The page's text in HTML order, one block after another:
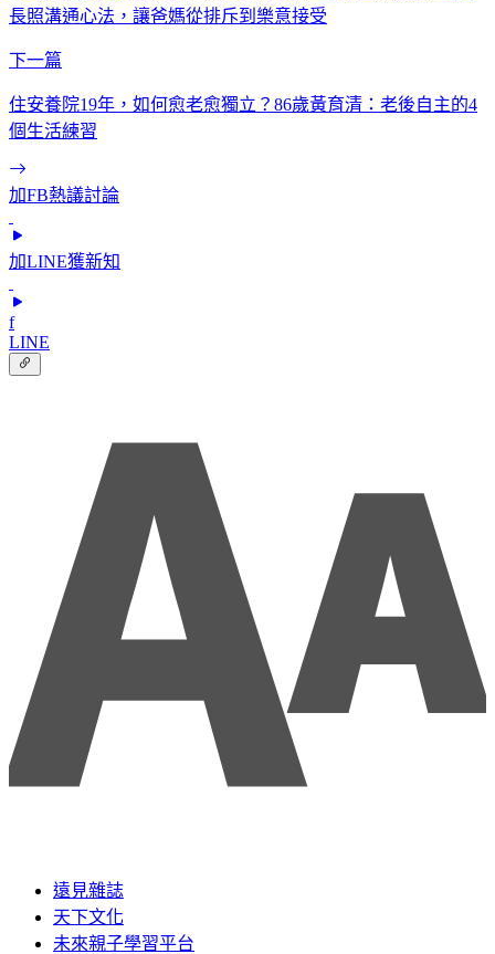
長照溝通心法，讓爸媽從排斥到樂意接受
下一篇
住安養院19年，如何愈老愈獨立？86歲黃育清：老後自主的4
個生活練習
加FB熱議討論
加LINE獲新知
f
LINE
遠見雜誌
天下文化
未來親子學習平台